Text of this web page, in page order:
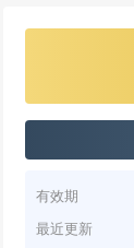
有效期
最近更新